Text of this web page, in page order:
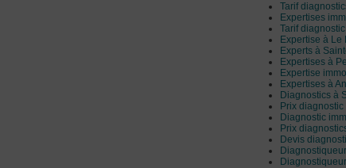
Tarif
Expertises
Tarif
Expertise à Le
Experts à
Expertises à
Expertise
Expertises à
Diagnostics à
Prix
Diagnostic
Prix
Devis